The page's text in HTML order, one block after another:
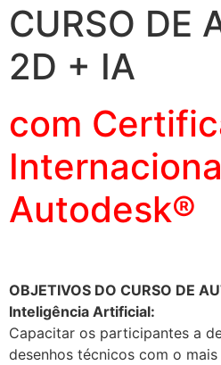
CURSO DE
2D + IA
com
Autodesk®
OBJETIVOS DO CURSO DE
Inteligência Artificial:
Capacitar os participantes a
desenhos técnicos com o